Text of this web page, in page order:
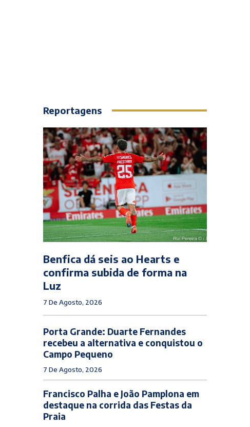
Reportagens
Benfica dá seis ao Hearts e
confirma subida de forma na
Luz
7 De Agosto, 2026
Porta Grande: Duarte Fernandes
recebeu a alternativa e conquistou o
Campo Pequeno
7 De Agosto, 2026
Francisco Palha e João Pamplona em
destaque na corrida das Festas da
Praia